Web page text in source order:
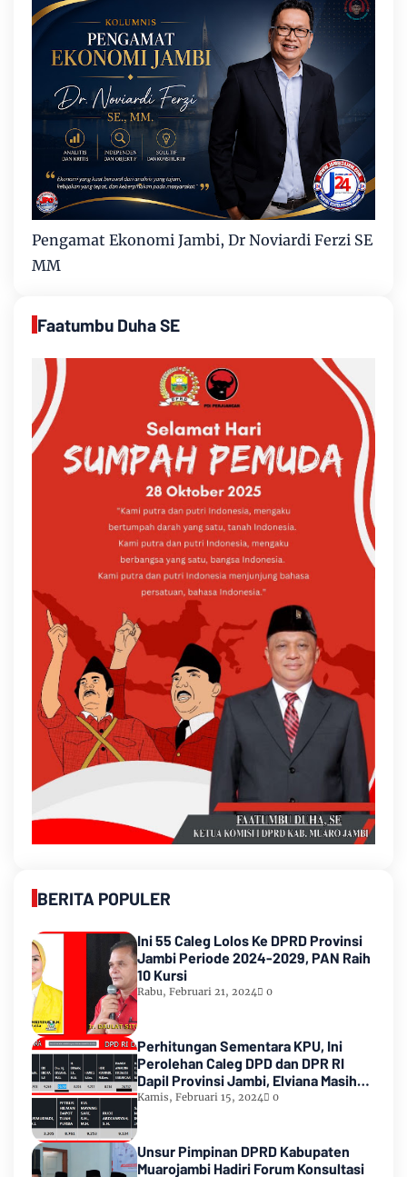
Pengamat Ekonomi Jambi, Dr Noviardi Ferzi SE
MM
Faatumbu Duha SE
BERITA POPULER
Ini 55 Caleg Lolos Ke DPRD Provinsi
Jambi Periode 2024-2029, PAN Raih
10 Kursi
Rabu, Februari 21, 2024 0
Perhitungan Sementara KPU, Ini
Perolehan Caleg DPD dan DPR RI
Dapil Provinsi Jambi, Elviana Masih
Urutan Kedua Teratas
Kamis, Februari 15, 2024 0
Unsur Pimpinan DPRD Kabupaten
Muarojambi Hadiri Forum Konsultasi